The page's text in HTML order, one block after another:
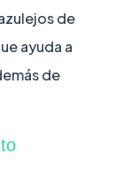
de
ayuda a
de